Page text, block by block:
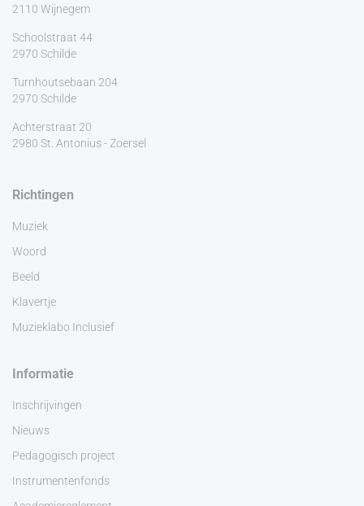
2110 Wijnegem
Schoolstraat 44
2970 Schilde
Turnhoutsebaan 204
2970 Schilde
Achterstraat 20
2980 St. Antonius - Zoersel
Richtingen
Muziek
Woord
Beeld
Klavertje
Muzieklabo Inclusief
Informatie
Inschrijvingen
Nieuws
Pedagogisch project
Instrumentenfonds